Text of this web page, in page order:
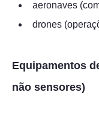
aeronaves
drones
Equipamentos
não sensores)